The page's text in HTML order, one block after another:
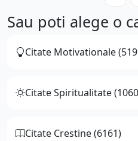
Sau poti alege o
Citate Motivationale
Citate Spiritualitate
Citate Crestine (6161)